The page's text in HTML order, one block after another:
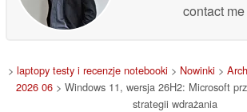
contact
> laptopy testy i recenzje notebooki > Nowinki >
2026 06 > Windows 11, wersja 26H2: Microsoft
strategii wdrażania